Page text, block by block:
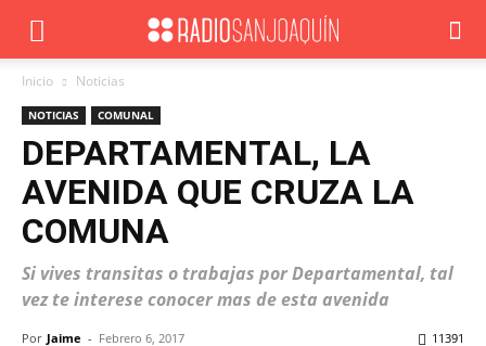
Inicio Noticias
NOTICIAS COMUNAL
DEPARTAMENTAL, LA
AVENIDA QUE CRUZA LA
COMUNA
Si vives transitas o trabajas por Departamental, tal
vez te interese conocer mas de esta avenida
Por Jaime - Febrero 6, 2017 11391